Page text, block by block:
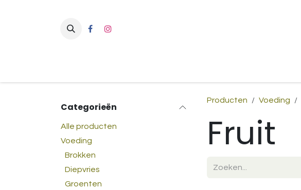
Categorieën
Alle producten
Voeding
Brokken
Diepvries
Groenten
Producten Voeding
Fruit